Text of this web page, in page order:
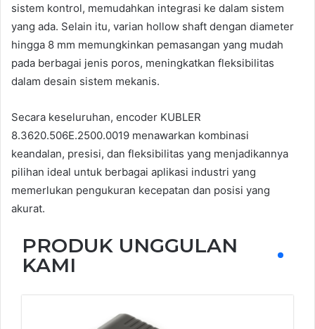
sistem kontrol, memudahkan integrasi ke dalam sistem
yang ada. Selain itu, varian hollow shaft dengan diameter
hingga 8 mm memungkinkan pemasangan yang mudah
pada berbagai jenis poros, meningkatkan fleksibilitas
dalam desain sistem mekanis.
Secara keseluruhan, encoder KUBLER
8.3620.506E.2500.0019 menawarkan kombinasi
keandalan, presisi, dan fleksibilitas yang menjadikannya
pilihan ideal untuk berbagai aplikasi industri yang
memerlukan pengukuran kecepatan dan posisi yang
akurat.
PRODUK UNGGULAN
KAMI